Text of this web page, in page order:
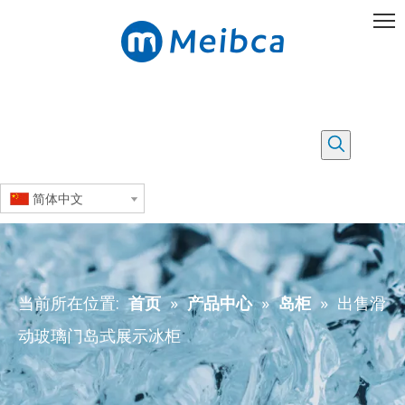
简体中文
当前所在位置: 首页 » 产品中心 » 岛柜 » 出售滑
动玻璃门岛式展示冰柜